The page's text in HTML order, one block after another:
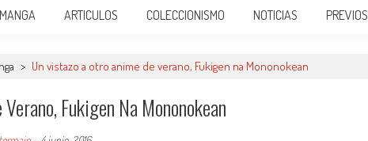
ARTICULOS COLECCIONISMO NOTICIAS PREVIOS
> Un vistazo a otro anime de verano, Fukigen na Mononokean
Fukigen Na Mononokean